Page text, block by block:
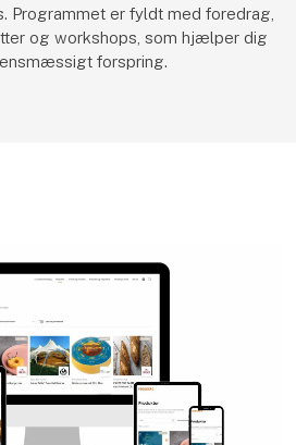
Programmet er fyldt med foredrag,
og workshops, som hjælper dig
forspring.